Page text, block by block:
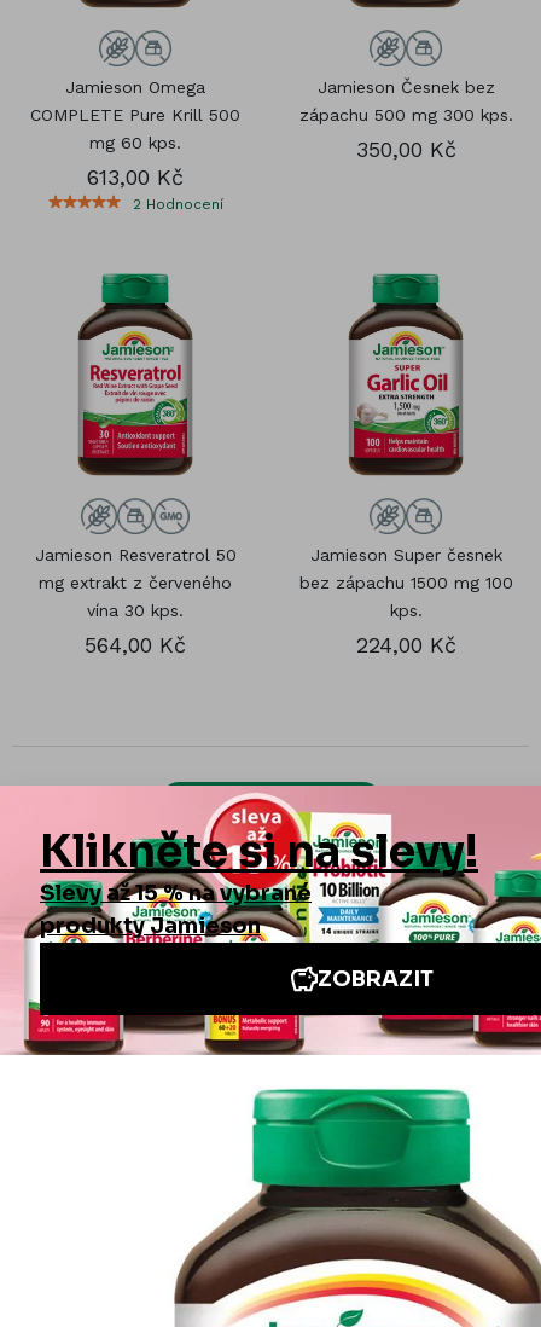
Jamieson Omega
COMPLETE Pure Krill 500
mg 60 kps.
613,00 Kč
2 Hodnocení
Jamieson Česnek bez
zápachu 500 mg 300 kps.
350,00 Kč
Jamieson Resveratrol 50
mg extrakt z červeného
vína 30 kps.
564,00 Kč
Jamieson Super česnek
bez zápachu 1500 mg 100
kps.
224,00 Kč
DALŠÍ PRODUKTY
Zobrazit všechno